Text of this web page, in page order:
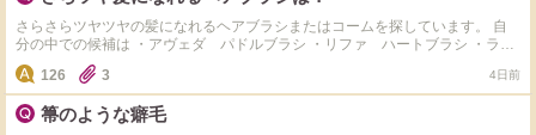
さらさらツヤツヤの髪になれるヘアブラシまたはコームを探しています。 自
分の中での候補は ・アヴェダ パドルブラシ ・リファ ハートブラシ ・ラブ
クロム PG ツキ ・タングルティーザー ザ・オリジナル ノーマル です。 し
っとり感よりさらツヤ感を求めています。 上記候補の中でおすすめのブラシ
でも、上記以外のブラシでもOKです。 皆様おすすめのブラシがございました
ら、ぜひ教えてください。
126 3 4日前
箒のような癖毛